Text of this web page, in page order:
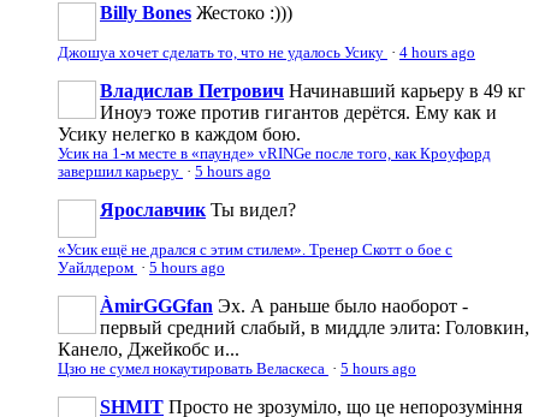
Billy Bones Жестоко :)))
Джошуа хочет сделать то, что не удалось Усику · 4 hours ago
Владислав Петрович Начинавший карьеру в 49 кг
Иноуэ тоже против гигантов дерётся. Ему как и
Усику нелегко в каждом бою.
Усик на 1-м месте в «паунде» vRINGe после того, как Кроуфорд
завершил карьеру · 5 hours ago
Ярославчик Ты видел?
«Усик ещё не дрался с этим стилем». Тренер Скотт о бое с
Уайлдером · 5 hours ago
ÀmirGGGfan Эх. А раньше было наоборот -
первый средний слабый, в миддле элита: Головкин,
Канело, Джейкобс и...
Цзю не сумел нокаутировать Веласкеса · 5 hours ago
SHMIT Просто не зрозуміло, що це непорозуміння